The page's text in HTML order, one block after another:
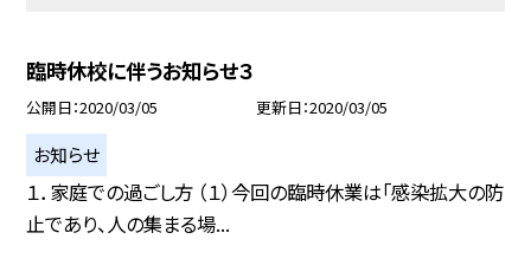
臨時休校に伴うお知らせ３
公開日 2020/03/05 更新日 2020/03/05
お知らせ
１．家庭での過ごし方 （１）今回の臨時休業は「感染拡大の防
止であり、人の集まる場...